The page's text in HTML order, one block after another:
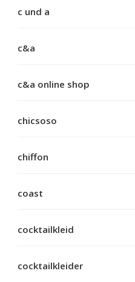
c und a
c&a
c&a online shop
chicsoso
chiffon
coast
cocktailkleid
cocktailkleider